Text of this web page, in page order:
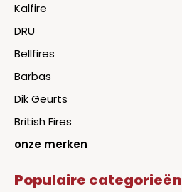
Kalfire
DRU
Bellfires
Barbas
Dik Geurts
British Fires
onze merken
Populaire categorieën